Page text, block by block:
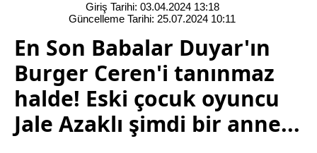
Giriş Tarihi: 03.04.2024 13:18
Güncelleme Tarihi: 25.07.2024 10:11
En Son Babalar Duyar'ın
Burger Ceren'i tanınmaz
halde! Eski çocuk oyuncu
Jale Azaklı şimdi bir anne...